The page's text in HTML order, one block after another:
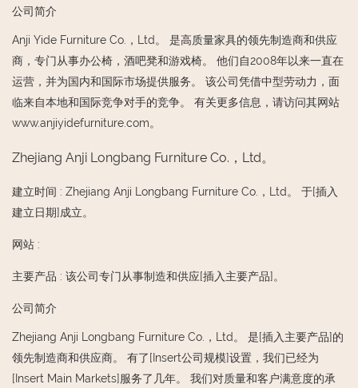
公司简介
Anji Yide Furniture Co.，Ltd。 是高质量家具的领先制造商和供应
商，专门从事办公椅​​，酒吧凳和游戏椅。 他们自2008年以来一直在
运营，并为国内和国际市场提供服务。 该公司凭借中型劳动力，面
临来自本地和国际竞争对手的竞争。 有关更多信息，请访问其网站
www.anjiyidefurniture.com。
Zhejiang Anji Longbang Furniture Co.，Ltd。
建立时间 : Zhejiang Anji Longbang Furniture Co.，Ltd。 于[插入
建立日期]成立。
网站 :
主要产品 : 该公司专门从事制造和供应[插入主要产品]。
公司简介
Zhejiang Anji Longbang Furniture Co.，Ltd。 是[插入主要产品]的
领先制造商和供应商。 有了[Insert公司规模]设置，我们已经为
[Insert Main Markets]服务了几年。 我们对质量和客户满意度的承